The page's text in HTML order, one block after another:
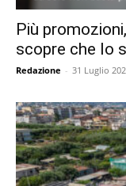
Più
scopre che lo
Redazione - 31 Luglio